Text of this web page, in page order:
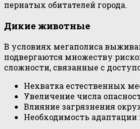
пернатых обитателей города.
Дикие животные
В условиях мегаполиса
подвергаются множеству
сложности, связанные с
Нехватка естественных
Увеличение числа
Влияние загрязнения
Необходимость